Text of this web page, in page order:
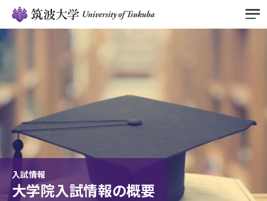
入試情報
大学院入試情報の概要